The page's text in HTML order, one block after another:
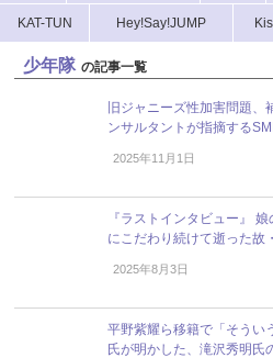
KAT-TUN Hey!Say!JUMP
少年隊 の記事一覧
旧ジャニーズ性加害問題
ンサルタントが指摘する
2025年11月1日
『ラストインタビュー』
にこだわり続けて逝った故
2025年8月3日
平野紫耀ら移籍で「そう
氏が明かした、滝沢秀明氏